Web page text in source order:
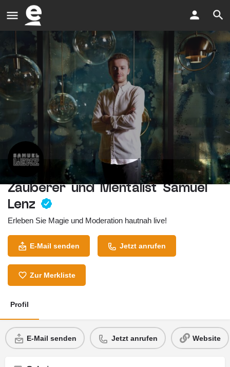
Zauberer und Mentalist Samuel
Lenz
Erleben Sie Magie und Moderation hautnah live!
E-Mail senden Jetzt anrufen
Zur Merkliste
Profil
E-Mail senden Jetzt anrufen Website